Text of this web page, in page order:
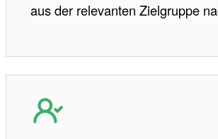
aus der relevanten Zielgruppe